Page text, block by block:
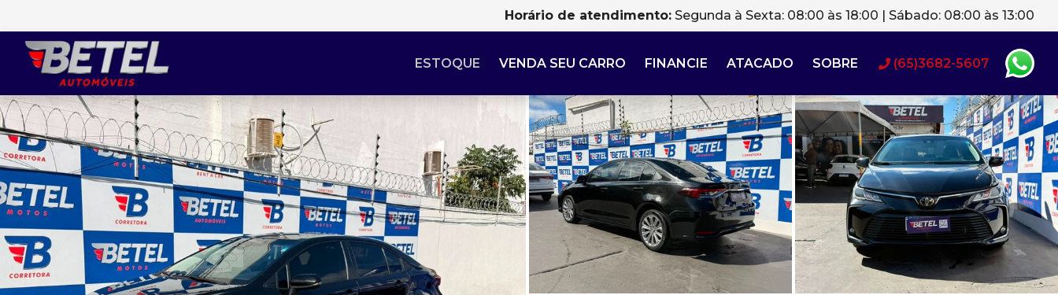
Horário de atendimento: Segunda à Sexta: 08:00 às 18:00 | Sábado: 08:00 às 13:00
ESTOQUE VENDA SEU CARRO FINANCIE ATACADO SOBRE (65)3682-5607